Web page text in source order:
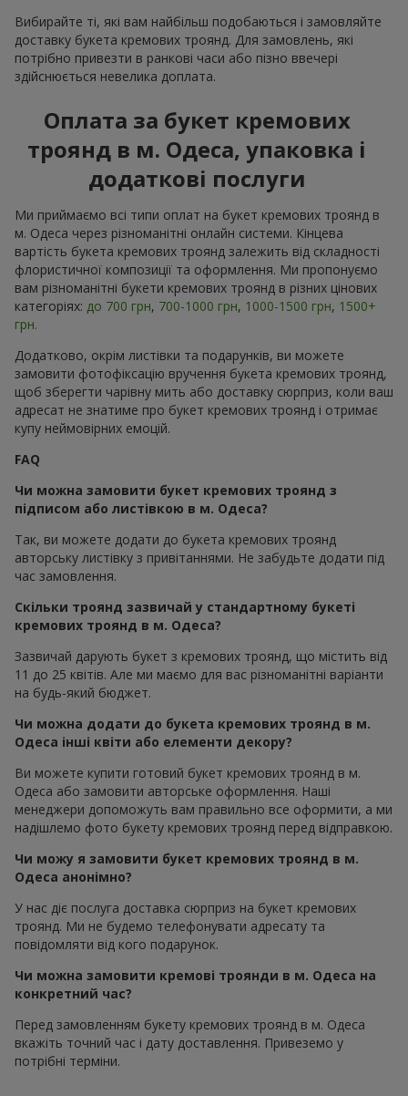
Вибирайте ті, які вам найбільш подобаються і замовляйте
доставку букета кремових троянд. Для замовлень, які
потрібно привезти в ранкові часи або пізно ввечері
здійснюється невелика доплата.
Оплата за букет кремових
троянд в м. Одеса, упаковка і
додаткові послуги
Ми приймаємо всі типи оплат на букет кремових троянд в
м. Одеса через різноманітні онлайн системи. Кінцева
вартість букета кремових троянд залежить від складності
флористичної композиції та оформлення. Ми пропонуємо
вам різноманітні букети кремових троянд в різних цінових
категоріях: до 700 грн, 700-1000 грн, 1000-1500 грн, 1500+
грн.
Додатково, окрім листівки та подарунків, ви можете
замовити фотофіксацію вручення букета кремових троянд,
щоб зберегти чарівну мить або доставку сюрприз, коли ваш
адресат не знатиме про букет кремових троянд і отримає
купу неймовірних емоцій.
FAQ
Чи можна замовити букет кремових троянд з
підписом або листівкою в м. Одеса?
Так, ви можете додати до букета кремових троянд
авторську листівку з привітаннями. Не забудьте додати під
час замовлення.
Скільки троянд зазвичай у стандартному букеті
кремових троянд в м. Одеса?
Зазвичай дарують букет з кремових троянд, що містить від
11 до 25 квітів. Але ми маємо для вас різноманітні варіанти
на будь-який бюджет.
Чи можна додати до букета кремових троянд в м.
Одеса інші квіти або елементи декору?
Ви можете купити готовий букет кремових троянд в м.
Одеса або замовити авторське оформлення. Наші
менеджери допоможуть вам правильно все оформити, а ми
надішлемо фото букету кремових троянд перед відправкою.
Чи можу я замовити букет кремових троянд в м.
Одеса анонімно?
У нас діє послуга доставка сюрприз на букет кремових
троянд. Ми не будемо телефонувати адресату та
повідомляти від кого подарунок.
Чи можна замовити кремові троянди в м. Одеса на
конкретний час?
Перед замовленням букету кремових троянд в м. Одеса
вкажіть точний час і дату доставлення. Привеземо у
потрібні терміни.